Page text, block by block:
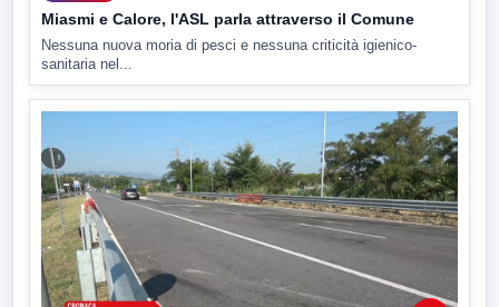
Miasmi e Calore, l'ASL parla attraverso il Comune
Nessuna nuova moria di pesci e nessuna criticità igienico-
sanitaria nel...